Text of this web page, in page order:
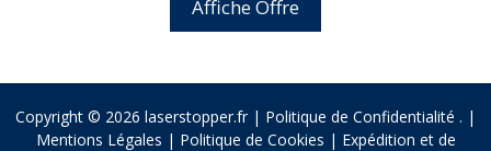
Affiche Offre
Copyright © 2026 laserstopper.fr | Politique de Confidentialité . |
Mentions Légales | Politique de Cookies | Expédition et de